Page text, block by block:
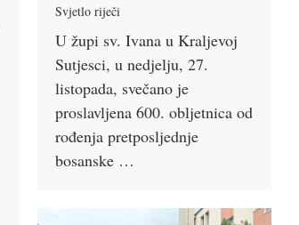
Svjetlo riječi
U župi sv. Ivana u Kraljevoj
Sutjesci, u nedjelju, 27.
listopada, svečano je
proslavljena 600. obljetnica od
rođenja pretposljednje
bosanske …